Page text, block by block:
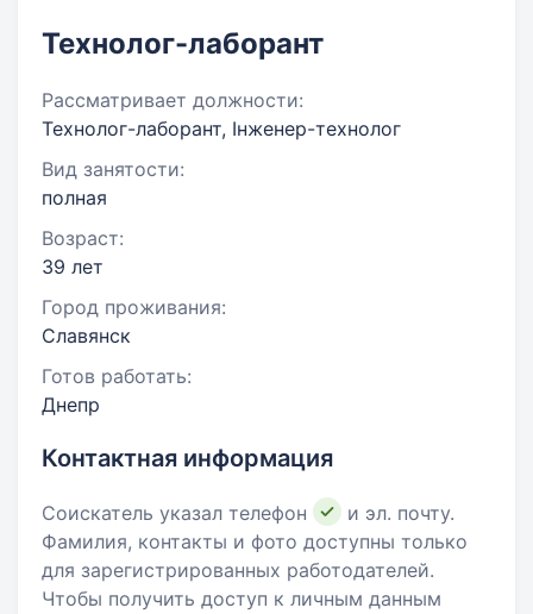
Технолог-лаборант
Рассматривает должности:
Технолог-лаборант, Інженер-технолог
Вид занятости:
полная
Возраст:
39 лет
Город проживания:
Славянск
Готов работать:
Днепр
Контактная информация
Соискатель указал телефон
и эл. почту.
Фамилия, контакты и фото доступны только
для зарегистрированных работодателей.
Чтобы получить доступ к личным данным